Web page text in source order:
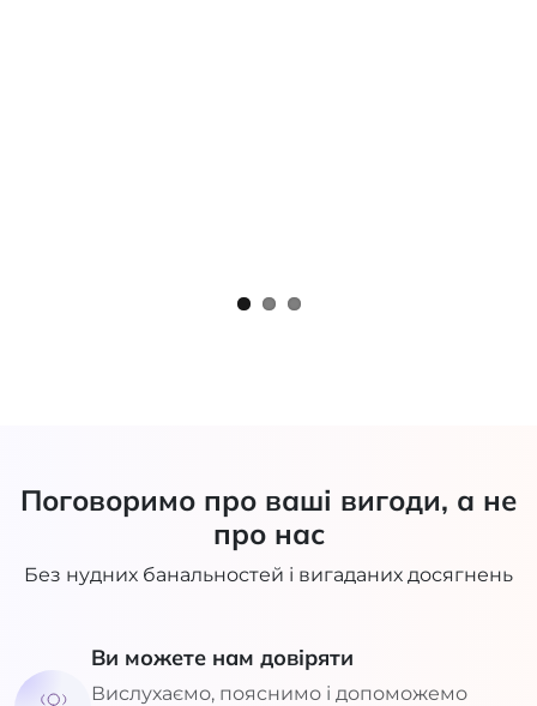
Поговоримо про ваші вигоди, а не
про нас
Без нудних банальностей і вигаданих досягнень
Ви можете нам довіряти
Вислухаємо, пояснимо і допоможемо